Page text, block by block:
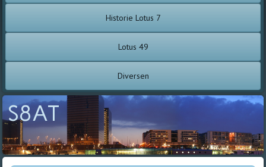
Historie Lotus 7
Lotus 49
Diversen
S8AT